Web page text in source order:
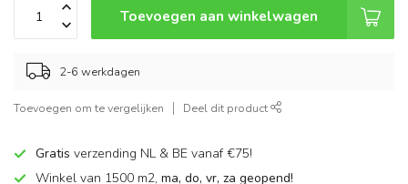
Toevoegen aan winkelwagen
2-6 werkdagen
Toevoegen om te vergelijken Deel dit product
Gratis verzending NL & BE vanaf €75!
Winkel van 1500 m2, ma, do, vr, za geopend!